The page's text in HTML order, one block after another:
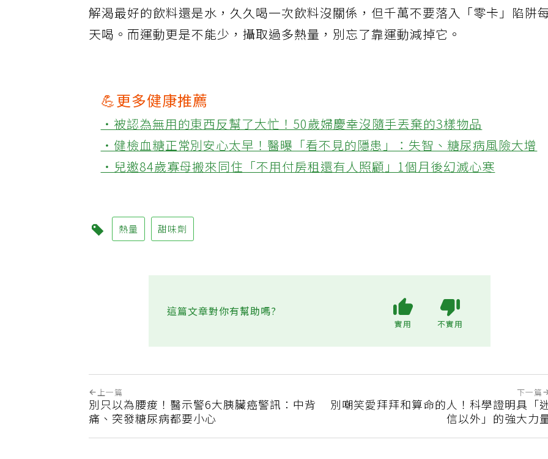
解渴最好的飲料還是水，久久喝一次飲料沒關係，但千萬不要落入「零卡」陷阱
天喝。而運動更是不能少，攝取過多熱量，別忘了靠運動減掉它。
💪更多健康推薦
‧被認為無用的東西反幫了大忙！50歲婦慶幸沒隨手丟棄的3樣物品
‧健檢血糖正常別安心太早！醫曝「看不見的隱患」：失智、糖尿病風險大增
‧兒邀84歲寡母搬來同住「不用付房租還有人照顧」1個月後幻滅心寒
熱量 甜味劑
這篇文章對你有幫助嗎?
上一篇
別只以為腰痠！醫示警6大胰臟癌警訊：中背
痛、突發糖尿病都要小心
下一篇
別嘲笑愛拜拜和算命的人！科學證明具「
信以外」的強大力